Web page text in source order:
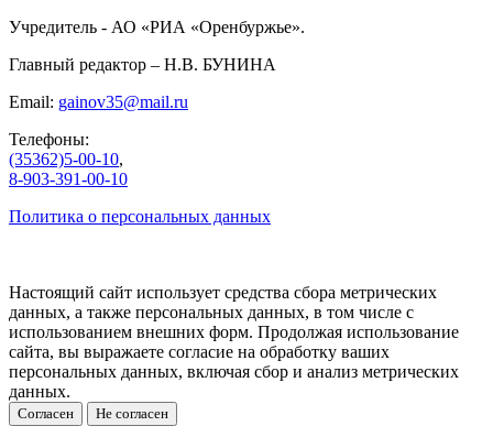
Учредитель - АО «РИА «Оренбуржье».
Главный редактор – Н.В. БУНИНА
Email: gainov35@mail.ru
Телефоны:
(35362)5-00-10,
8-903-391-00-10
Политика о персональных данных
Настоящий сайт использует средства сбора метрических
данных, а также персональных данных, в том числе с
использованием внешних форм. Продолжая использование
сайта, вы выражаете согласие на обработку ваших
персональных данных, включая сбор и анализ метрических
данных.
Согласен Не согласен